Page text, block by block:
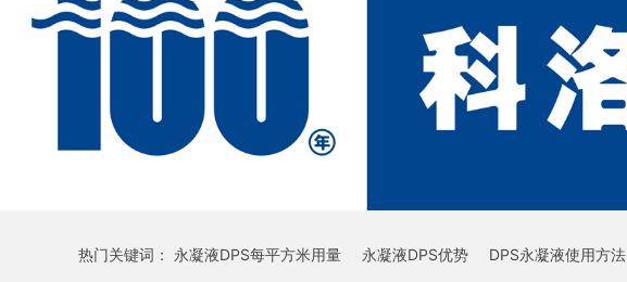
热门关键词： 永凝液DPS每平方米用量 永凝液DPS优势 DPS永凝液使用方法